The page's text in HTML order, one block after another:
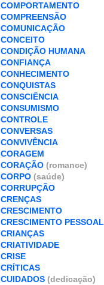
COMPORTAMENTO
COMPREENSÃO
COMUNICAÇÃO
CONCEITO
CONDIÇÃO HUMANA
CONFIANÇA
CONHECIMENTO
CONQUISTAS
CONSCIÊNCIA
CONSUMISMO
CONTROLE
CONVERSAS
CONVIVÊNCIA
CORAGEM
CORAÇÃO (romance)
CORPO (saúde)
CORRUPÇÃO
CRENÇAS
CRESCIMENTO
CRESCIMENTO PESSOAL
CRIANÇAS
CRIATIVIDADE
CRISE
CRÍTICAS
CUIDADOS (dedicação)